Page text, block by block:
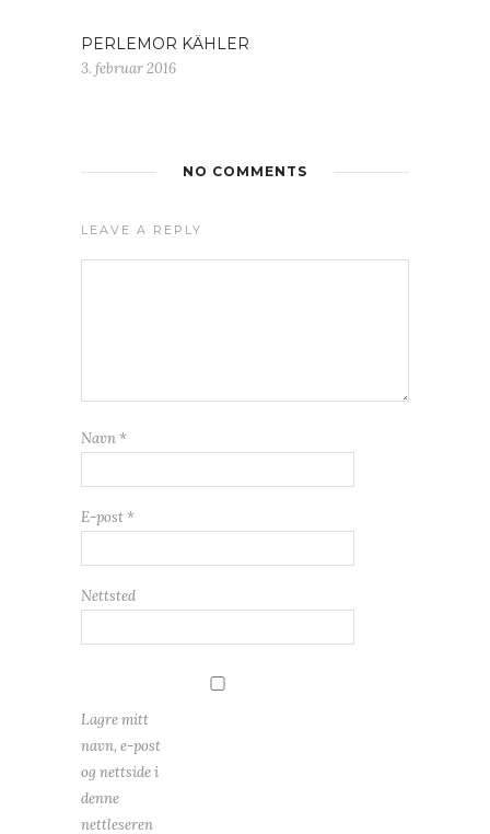
PERLEMOR KÄHLER
3. februar 2016
NO COMMENTS
LEAVE A REPLY
Navn *
E-post *
Nettsted
Lagre mitt
navn, e-post
og nettside i
denne
nettleseren